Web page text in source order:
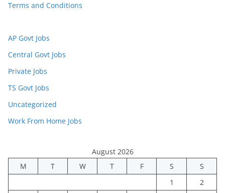
Terms and Conditions
AP Govt Jobs
Central Govt Jobs
Private Jobs
TS Govt Jobs
Uncategorized
Work From Home Jobs
August 2026
M
T W T F S
S
1
2